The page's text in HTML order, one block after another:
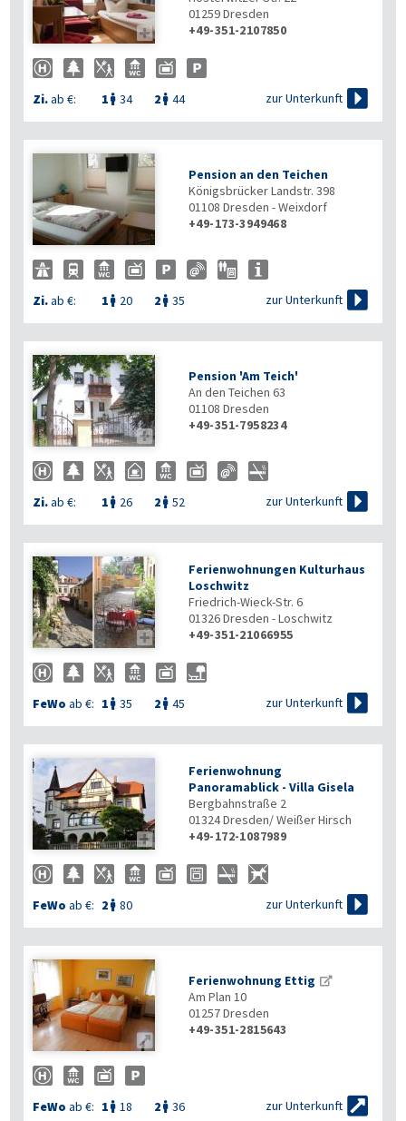

01259Dresden
+49-351-2107850
Zi.ab €: 1  34 2  44 zur Unterkunft 
Pension an den Teichen
Königsbrücker Landstr. 398
01108 Dresden - Weixdorf
+49-173-3949468
Zi.ab €: 1  20 2  35 zur Unterkunft 

Pension 'Am Teich'
An den Teichen 63
01108 Dresden
+49-351-7958234
Zi.ab €: 1  26 2  52 zur Unterkunft 

Ferienwohnungen Kulturhaus
Loschwitz
Friedrich-Wieck-Str. 6
01326Dresden - Loschwitz
+49-351-21066955
FeWo ab €: 1  35 2  45 zur Unterkunft 

Ferienwohnung
Panoramablick - Villa Gisela
Bergbahnstraße 2
01324Dresden/ Weißer Hirsch
+49-172-1087989
FeWo ab €: 2  80 zur Unterkunft 

Ferienwohnung Ettig
Am Plan 10
01257Dresden
+49-351-2815643
FeWo ab €: 1  18 2  36 zur Unterkunft 